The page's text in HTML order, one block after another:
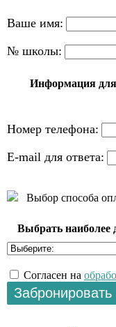
Ваше имя:
№ школы:
Информация для
Номер телефона:
E-mail для ответа:
Выбор способа
Выбрать наиболее
Согласен на